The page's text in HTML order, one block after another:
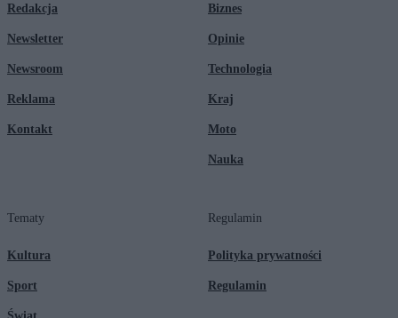
Redakcja
Newsletter
Newsroom
Reklama
Kontakt
Biznes
Opinie
Technologia
Kraj
Moto
Nauka
Tematy
Kultura
Sport
Regulamin
Polityka prywatności
Regulamin